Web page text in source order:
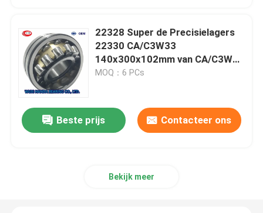
Contacteer ons
Nieuws
Gevallen
22328 Super de Precisielagers
22330 CA/C3W33
140x300x102mm van CA/C3W33
SKF
MOQ：6 PCs
Beste prijs Contacteer ons
Bekijk meer